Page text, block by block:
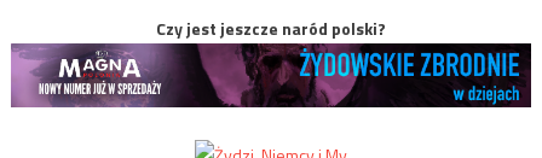
Czy jest jeszcze naród polski?